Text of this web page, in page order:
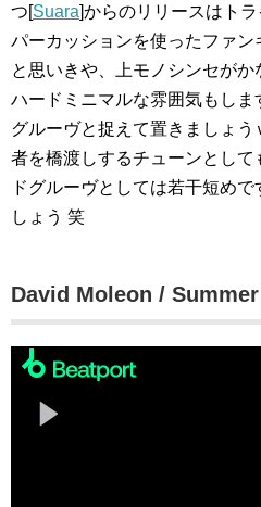
つ[Suara]からのリリースはト
パーカッションを使ったファ
と思いきや、上モノシンセが
ハードミニマルな雰囲気もし
グルーヴと捉えて置きましょ
者を橋渡しするチューンとし
ドグルーヴとしては若干短め
しょう 笑
David Moleon / Summer